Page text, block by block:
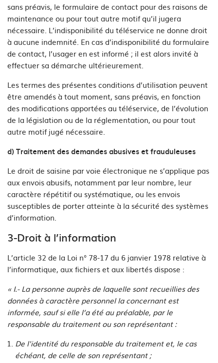
sans préavis, le formulaire de contact pour des raisons de
maintenance ou pour tout autre motif qu’il jugera
nécessaire. L’indisponibilité du téléservice ne donne droit
à aucune indemnité. En cas d’indisponibilité du formulaire
de contact, l’usager en est informé ; il est alors invité à
effectuer sa démarche ultérieurement.
Les termes des présentes conditions d’utilisation peuvent
être amendés à tout moment, sans préavis, en fonction
des modifications apportées au téléservice, de l’évolution
de la législation ou de la réglementation, ou pour tout
autre motif jugé nécessaire.
d) Traitement des demandes abusives et frauduleuses
Le droit de saisine par voie électronique ne s’applique pas
aux envois abusifs, notamment par leur nombre, leur
caractère répétitif ou systématique, ou les envois
susceptibles de porter atteinte à la sécurité des systèmes
d’information.
3-Droit à l’information
L’article 32 de la Loi n° 78-17 du 6 janvier 1978 relative à
l’informatique, aux fichiers et aux libertés dispose :
« I.- La personne auprès de laquelle sont recueillies des
données à caractère personnel la concernant est
informée, sauf si elle l’a été au préalable, par le
responsable du traitement ou son représentant :
De l'identité du responsable du traitement et, le cas
échéant, de celle de son représentant ;